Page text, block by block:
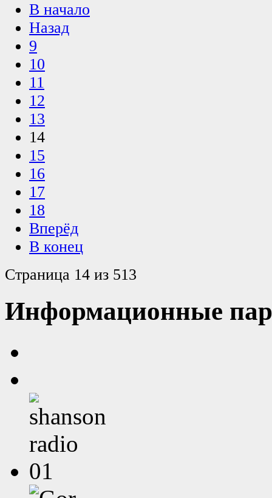
В начало
Назад
9
10
11
12
13
14
15
16
17
18
Вперёд
В конец
Страница 14 из 513
Информационные